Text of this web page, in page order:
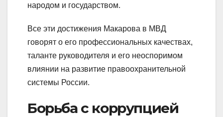
народом и государством.
Все эти достижения Макарова в МВД
говорят о его профессиональных качествах,
таланте руководителя и его неоспоримом
влиянии на развитие правоохранительной
системы России.
Борьба с коррупцией